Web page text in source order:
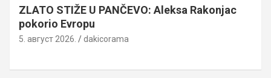
ZLATO STIŽE U PANČEVO: Aleksa Rakonjac
pokorio Evropu
5. август 2026. dakicorama